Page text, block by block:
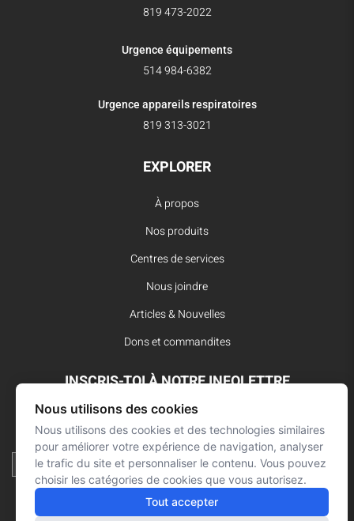
819 473-2022
Urgence équipements
514 984-6382
Urgence appareils respiratoires
819 313-3021
EXPLORER
À propos
Nos produits
Centres de services
Nous joindre
Articles & Nouvelles
Dons et commandites
INSCRIS-TOI À NOTRE INFOLETTRE
Reste à l’affût des dernières innovations pour vos interventions
d’urgence et ne manque aucune nouvelle de L’Arsenal.
Nous utilisons des cookies
Nous utilisons des cookies et des technologies similaires
pour améliorer votre expérience de navigation, analyser
le trafic du site et personnaliser le contenu. Vous pouvez
choisir les catégories de cookies que vous autorisez.
Tout accepter